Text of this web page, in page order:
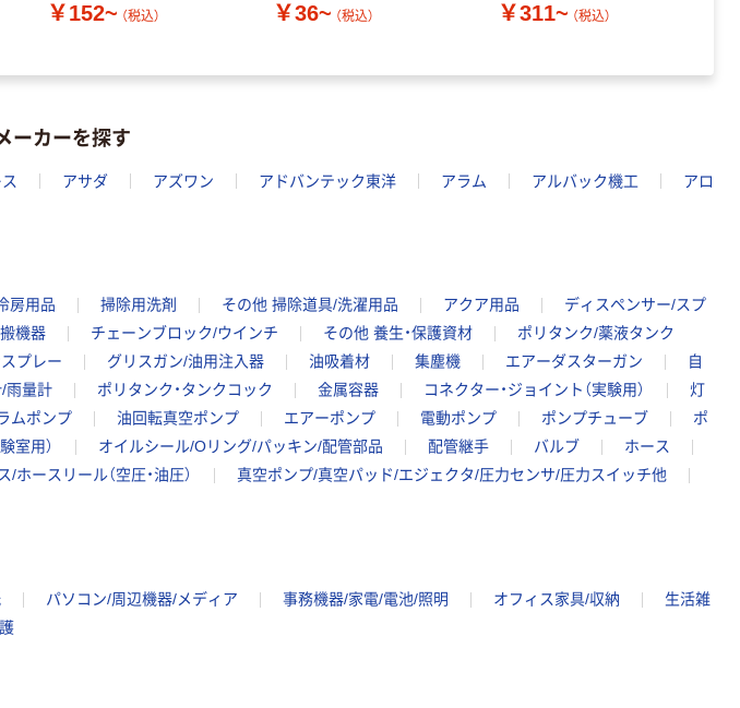
￥152~ （税込） ￥36~ （税込） ￥311~ （税込）
ーカーを探す
アサダ アズワン アドバンテック東洋 アラム アルバック機工
アロ
房用品 掃除用洗剤 その他 掃除道具/洗濯用品 アクア用品
ディスペンサー/スプ
機器 チェーンブロック/ウインチ その他 養生・保護資材
ポリタンク/薬液タンク
プレー グリスガン/油用注入器 油吸着材 集塵機 エアーダスターガン
自
雨量計 ポリタンク・タンクコック 金属容器 コネクター・ジョイント（実験用）
灯
ムポンプ 油回転真空ポンプ エアーポンプ 電動ポンプ ポンプチューブ
ポ
室用） オイルシール/Oリング/パッキン/配管部品 配管継手 バルブ
ホース
/ホースリール（空圧・油圧）
真空ポンプ/真空パッド/エジェクタ/圧力センサ/圧力スイッチ他
パソコン/周辺機器/メディア 事務機器/家電/電池/照明 オフィス家具/収納
生活雑